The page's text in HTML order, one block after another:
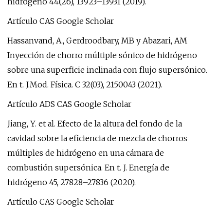
Artículo CAS Google Scholar
Hassanvand, A., Gerdroodbary, MB y Abazari, AM
Inyección de chorro múltiple sónico de hidrógeno
sobre una superficie inclinada con flujo supersónico.
En t. J.Mod. Física. C 32(03), 2150043 (2021).
Artículo ADS CAS Google Scholar
Jiang, Y. et al. Efecto de la altura del fondo de la
cavidad sobre la eficiencia de mezcla de chorros
múltiples de hidrógeno en una cámara de
combustión supersónica. En t. J. Energía de
hidrógeno 45, 27828–27836 (2020).
Artículo CAS Google Scholar